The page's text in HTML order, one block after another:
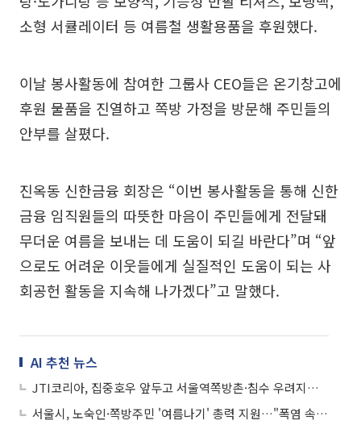
소형 서큘레이터 등 여름철 생활용품을 후원했다.
이날 봉사활동에 참여한 그룹사 CEO들은 온기창고에
후원 물품을 진열하고 쪽방 가정을 방문해 주민들의
안부를 살폈다.
진옥동 신한금융 회장은 “이번 봉사활동을 통해 신한
금융 임직원들의 따뜻한 마음이 주민들에게 전달돼
무더운 여름을 보내는 데 도움이 되길 바란다”며 “앞
으로도 어려운 이웃들에게 실질적인 도움이 되는 사
회공헌 활동을 지속해 나가겠다”고 말했다.
AI 추천 뉴스
JTI코리아, 집중호우 앞두고 서울역쪽방촌·침수 우려지역 지원
서울시, 노숙인·쪽방주민 '여름나기' 총력 지원…"폭염 속 약자 챙긴다"